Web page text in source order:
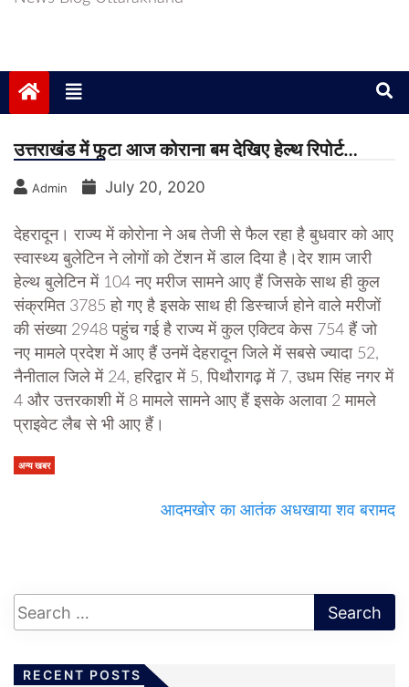
उत्तराखंड में फूटा आज कोराना बम देखिए हेल्थ रिपोर्ट…
Admin July 20, 2020
देहरादून। राज्य में कोरोना ने अब तेजी से फैल रहा है बुधवार को आए
स्वास्थ्य बुलेटिन ने लोगों को टेंशन में डाल दिया है।देर शाम जारी
हेल्थ बुलेटिन में 104 नए मरीज सामने आए हैं जिसके साथ ही कुल
संक्रमित 3785 हो गए है इसके साथ ही डिस्चार्ज होने वाले मरीजों
की संख्या 2948 पहुंच गई है राज्य में कुल एक्टिव केस 754 हैं जो
नए मामले प्रदेश में आए हैं उनमें देहरादून जिले में सबसे ज्यादा 52,
नैनीताल जिले में 24, हरिद्वार में 5, पिथौरागढ़ में 7, उधम सिंह नगर में
4 और उत्तरकाशी में 8 मामले सामने आए हैं इसके अलावा 2 मामले
प्राइवेट लैब से भी आए हैं।
अन्य खबर
आदमखोर का आतंक अधखाया शव बरामद
RECENT POSTS